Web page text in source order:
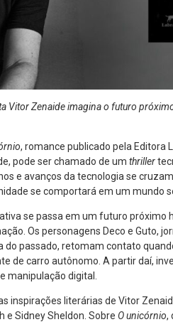
Vitor Zenaide imagina o futuro
, romance publicado pela Editora
pode ser chamado de um thriller
e avanços da tecnologia se
se comportará em um mundo
se passa em um futuro próximo
Os personagens Deco e Guto,
do passado, retomam contato
de carro autônomo. A partir daí,
manipulação digital.
inspirações literárias de Vitor
e Sidney Sheldon. Sobre O unicórnio,